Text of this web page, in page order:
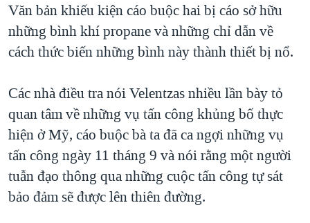
Văn bản khiếu kiện cáo buộc hai bị cáo sở hữu
những bình khí propane và những chỉ dẫn về
cách thức biến những bình này thành thiết bị nổ.
Các nhà điều tra nói Velentzas nhiều lần bày tỏ
quan tâm về những vụ tấn công khủng bố thực
hiện ở Mỹ, cáo buộc bà ta đã ca ngợi những vụ
tấn công ngày 11 tháng 9 và nói rằng một người
tuẫn đạo thông qua những cuộc tấn công tự sát
bảo đảm sẽ được lên thiên đường.